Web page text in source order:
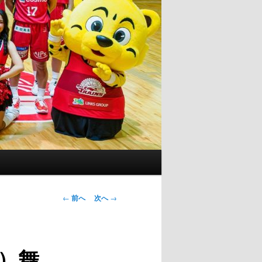
投
← 前へ 次へ→